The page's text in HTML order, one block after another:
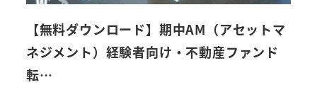
【無料ダウンロード】期中AM（アセットマ
ネジメント）経験者向け・不動産ファンド
転…